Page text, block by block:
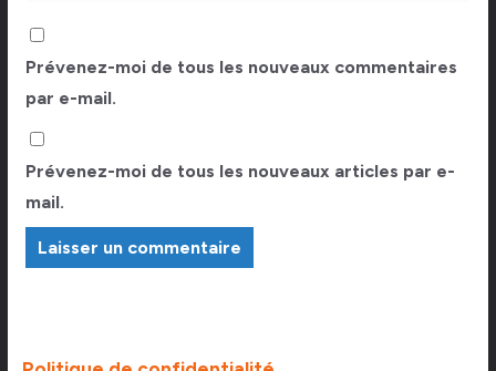
Prévenez-moi de tous les nouveaux commentaires
par e-mail.
Prévenez-moi de tous les nouveaux articles par e-
mail.